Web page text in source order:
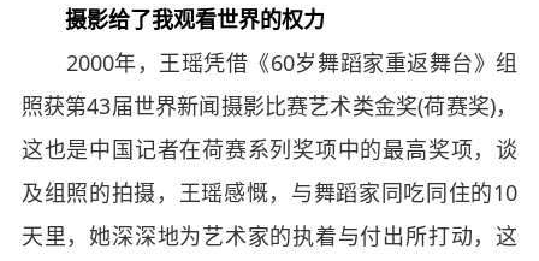
摄影给了我观看世界的权力
2000年，王瑶凭借《60岁舞蹈家重返舞台》组
照获第43届世界新闻摄影比赛艺术类金奖(荷赛奖)，
这也是中国记者在荷赛系列奖项中的最高奖项，谈
及组照的拍摄，王瑶感慨，与舞蹈家同吃同住的10
天里，她深深地为艺术家的执着与付出所打动，这